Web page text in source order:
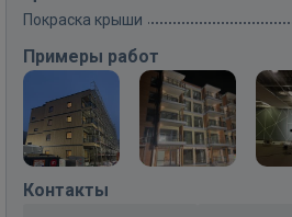
Покраска крыши
Примеры работ
Контакты